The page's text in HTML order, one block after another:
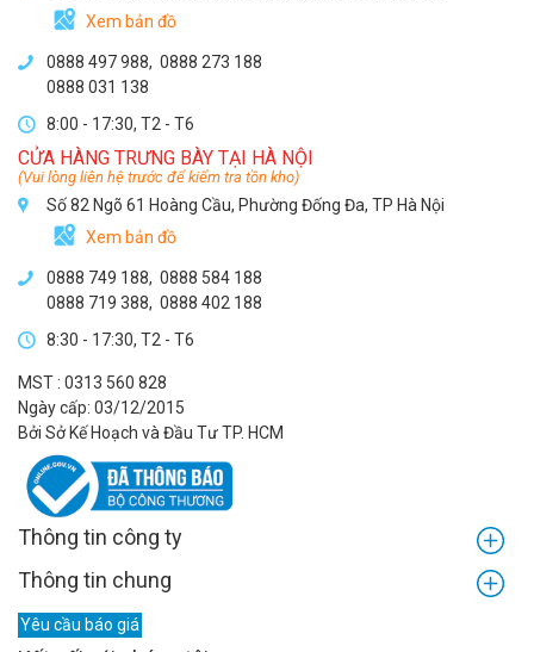
Xem bản đồ
0888 497 988, 0888 273 188
0888 031 138
8:00 - 17:30, T2 - T6
CỬA HÀNG TRƯNG BÀY TẠI HÀ NỘI
(Vui lòng liên hệ trước để kiểm tra tồn kho)
Số 82 Ngõ 61 Hoàng Cầu, Phường Đống Đa, TP Hà Nội
Xem bản đồ
0888 749 188, 0888 584 188
0888 719 388, 0888 402 188
8:30 - 17:30, T2 - T6
MST : 0313 560 828
Ngày cấp: 03/12/2015
Bởi Sở Kế Hoạch và Đầu Tư TP. HCM
Thông tin công ty
Thông tin chung
Yêu cầu báo giá